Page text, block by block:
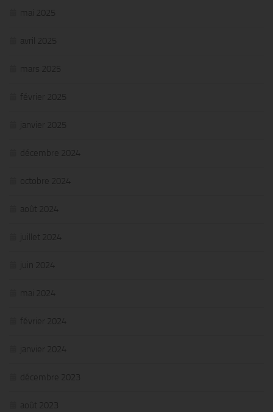
mai 2025
avril 2025
mars 2025
février 2025
janvier 2025
décembre 2024
octobre 2024
août 2024
juillet 2024
juin 2024
mai 2024
février 2024
janvier 2024
décembre 2023
août 2023